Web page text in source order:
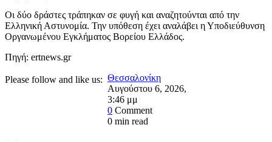
Οι δύο δράστες τράπηκαν σε φυγή και αναζητούνται από την
Ελληνική Αστυνομία. Την υπόθεση έχει αναλάβει η Υποδιεύθυνση
Οργανωμένου Εγκλήματος Βορείου Ελλάδος.
Πηγή: ertnews.gr
Please follow and like us: Θεσσαλονίκη
Αυγούστου 6, 2026,
3:46 μμ
0 Comment
0 min read